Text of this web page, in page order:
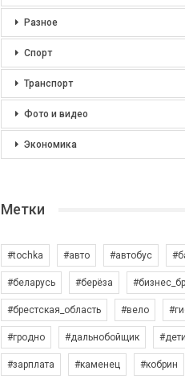
Разное
Спорт
Транспорт
Фото и видео
Экономика
Метки
#tochka #авто #автобус
#беларусь #берёза
#брестская_область #вело
#гродно #дальнобойщик #дети
#зарплата #каменец #кобрин